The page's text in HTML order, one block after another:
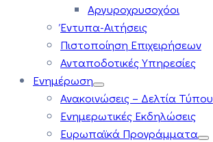
Αργυροχρυσοχόοι
Έντυπα-Αιτήσεις
Πιστοποίηση Επιχειρήσεων
Ανταποδοτικές Υπηρεσίες
Ενημέρωση
Ανακοινώσεις – Δελτία Τύπου
Ενημερωτικές Εκδηλώσεις
Ευρωπαϊκά Προγράμματα